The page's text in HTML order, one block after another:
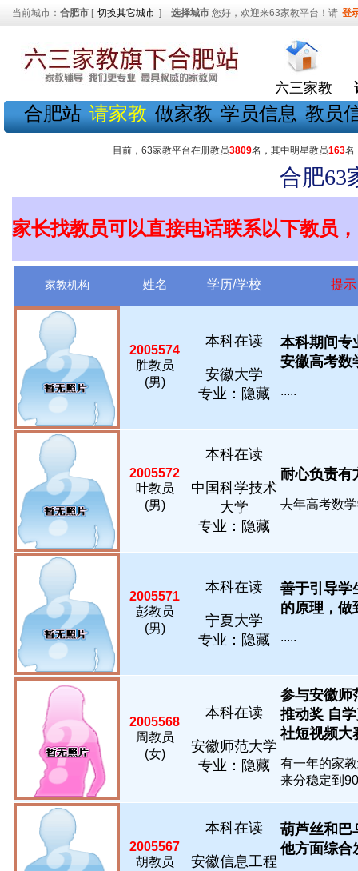
当前城市： 合肥市 [ 切换其它城市 ] 选择城市 您好，欢迎来63家教平台！请 登
六三家教
合肥站 请家教 做家教 学员信息 教员
目前，63家教平台在册教员3809名，其中明星教员163名
合肥63
家长找教员可以直接电话联系以下教员
家教机构 姓名 学历/学校 提
2005574
胜教员
(男)
本科在读
安徽大学
专业：隐藏
本科期间专
安徽高考数
.....
2005572
叶教员
(男)
本科在读
中国科学技术
大学
专业：隐藏
耐心负责有
去年高考数
2005571
彭教员
(男)
本科在读
宁夏大学
专业：隐藏
善于引导学
的原理，做
.....
2005568
周教员
(女)
本科在读
安徽师范大学
专业：隐藏
参与安徽师
推动奖 自
社短视频大
有一年的家
来分稳定到
2005567
胡教员
本科在读
安徽信息工程
葫芦丝和巴
他方面综合